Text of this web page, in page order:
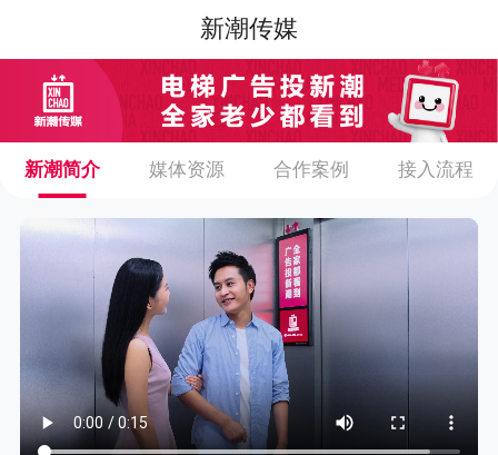
新潮传媒
新潮简介 媒体资源 合作案例 接入流程